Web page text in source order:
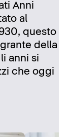
Anni
al
questo
della
anni si
che oggi